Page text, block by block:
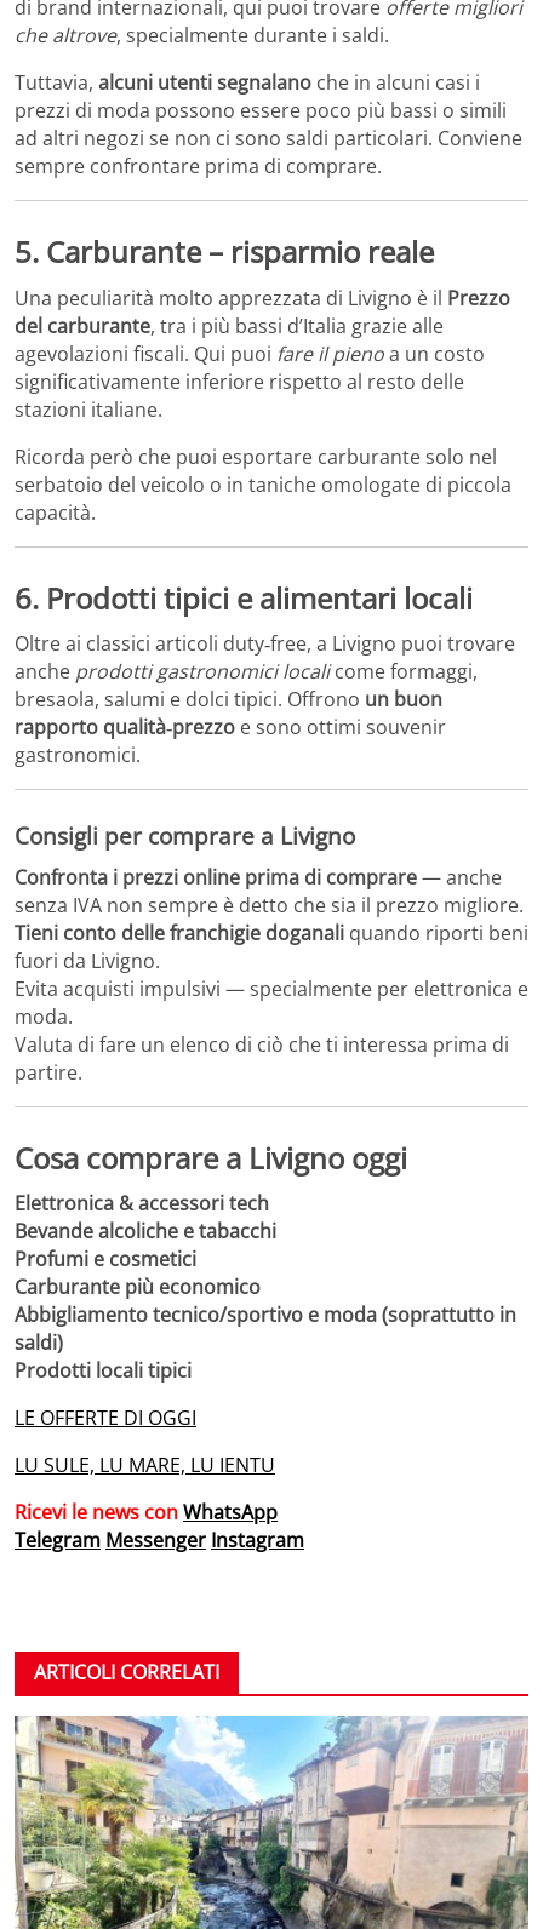
di brand internazionali, qui puoi trovare offerte migliori
che altrove, specialmente durante i saldi.
Tuttavia, alcuni utenti segnalano che in alcuni casi i
prezzi di moda possono essere poco più bassi o simili
ad altri negozi se non ci sono saldi particolari. Conviene
sempre confrontare prima di comprare.
5. Carburante – risparmio reale
Una peculiarità molto apprezzata di Livigno è il Prezzo
del carburante, tra i più bassi d’Italia grazie alle
agevolazioni fiscali. Qui puoi fare il pienoa un costo
significativamente inferiore rispetto al resto delle
stazioni italiane.
Ricorda però che puoi esportare carburante solo nel
serbatoio del veicolo o in taniche omologate di piccola
capacità.
6. Prodotti tipici e alimentari locali
Oltre ai classici articoli duty‑free, a Livigno puoi trovare
anche prodotti gastronomici localicome formaggi,
bresaola, salumi e dolci tipici. Offrono un buon
rapporto qualità‑prezzo e sono ottimi souvenir
gastronomici.
Consigli per comprare a Livigno
Confronta i prezzi online prima di comprare— anche
senza IVA non sempre è detto che sia il prezzo migliore.
Tieni conto delle franchigie doganali quando riporti beni
fuori da Livigno.
Evita acquisti impulsivi — specialmente per elettronica e
moda.
Valuta di fare un elenco di ciò che ti interessa prima di
partire.
Cosa comprare a Livigno oggi
Elettronica & accessori tech
Bevande alcoliche e tabacchi
Profumi e cosmetici
Carburante più economico
Abbigliamento tecnico/sportivo e moda (soprattutto in
saldi)
Prodotti locali tipici
LE OFFERTE DI OGGI
LU SULE, LU MARE, LU IENTU
Ricevi le news conWhatsApp
Telegram Messenger Instagram
ARTICOLI CORRELATI